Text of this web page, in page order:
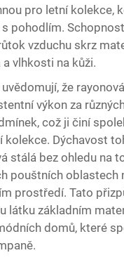
pro letní kolekce,
pohodlím.
vzduchu skrz
vlhkosti na kůži.
že
výkon za
což ji činí
kolekce. Dýchavost
stálá bez ohledu na
pouštních oblastech
prostředí. Tato
látku základním
domů, které